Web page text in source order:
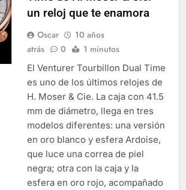
un reloj que te enamora
Oscar
10 años
atrás
0 1 minutos
El Venturer Tourbillon Dual Time
es uno de los últimos relojes de
H. Moser & Cie. La caja con 41.5
mm de diámetro, llega en tres
modelos diferentes: una versión
en oro blanco y esfera Ardoise,
que luce una correa de piel
negra; otra con la caja y la
esfera en oro rojo, acompañado